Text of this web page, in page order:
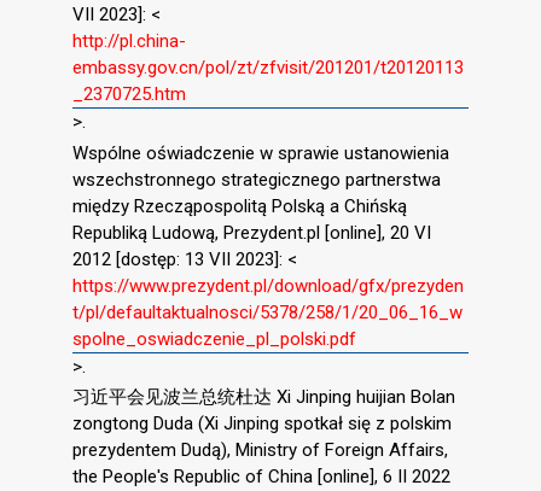
VII 2023]: <
http://pl.china-
embassy.gov.cn/pol/zt/zfvisit/201201/t20120113
_2370725.htm
>.
Wspólne oświadczenie w sprawie ustanowienia
wszechstronnego strategicznego partnerstwa
między Rzecząpospolitą Polską a Chińską
Republiką Ludową, Prezydent.pl [online], 20 VI
2012 [dostęp: 13 VII 2023]: <
https://www.prezydent.pl/download/gfx/prezyden
t/pl/defaultaktualnosci/5378/258/1/20_06_16_w
spolne_oswiadczenie_pl_polski.pdf
>.
习近平会见波兰总统杜达 Xi Jinping huijian Bolan
zongtong Duda (Xi Jinping spotkał się z polskim
prezydentem Dudą), Ministry of Foreign Affairs,
the People's Republic of China [online], 6 II 2022